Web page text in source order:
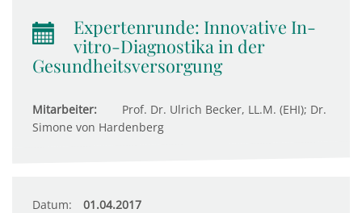
Expertenrunde: Innovative In-
vitro-Diagnostika in der
Gesundheitsversorgung
Mitarbeiter:
Prof. Dr. Ulrich Becker, LL.M. (EHI); Dr.
Simone von Hardenberg
Datum: 01.04.2017